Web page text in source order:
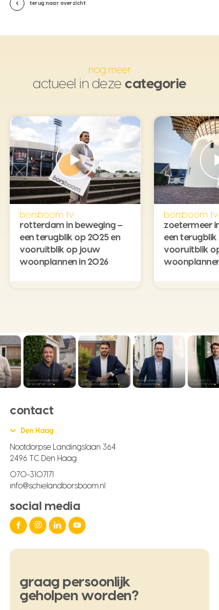
terug naar overzicht
nog meer
actueel in deze categorie
borsboom tv
rotterdam in beweging –
een terugblik op 2025 en
vooruitblik op jouw
woonplannen in 2026
borsboom tv
zoetermeer
een terugblik
vooruitblik
contact
Den Haag
Nootdorpse Landingslaan 364
2496 TC Den Haag
070-3107171
info@schielandborsboom.nl
social media
graag persoonlijk
geholpen worden?